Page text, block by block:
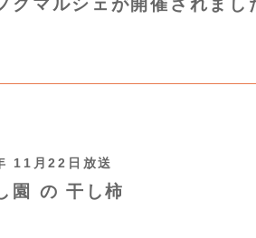
11月22日放送
園 の 干し柿